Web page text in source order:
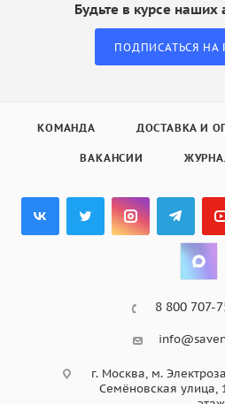
Будьте в курсе наших
ПОДПИСАТЬСЯ НА
КОМАНДА ДОСТАВКА И
ВАКАНСИИ
8 800 707-
г. Москва, м.
Семёновская улица,